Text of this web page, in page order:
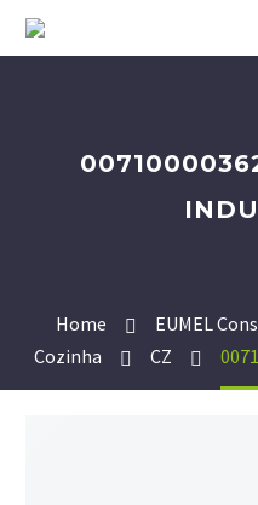
Home EUMEL
Cozinha
CZ